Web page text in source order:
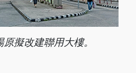
擬改建聯用大樓。